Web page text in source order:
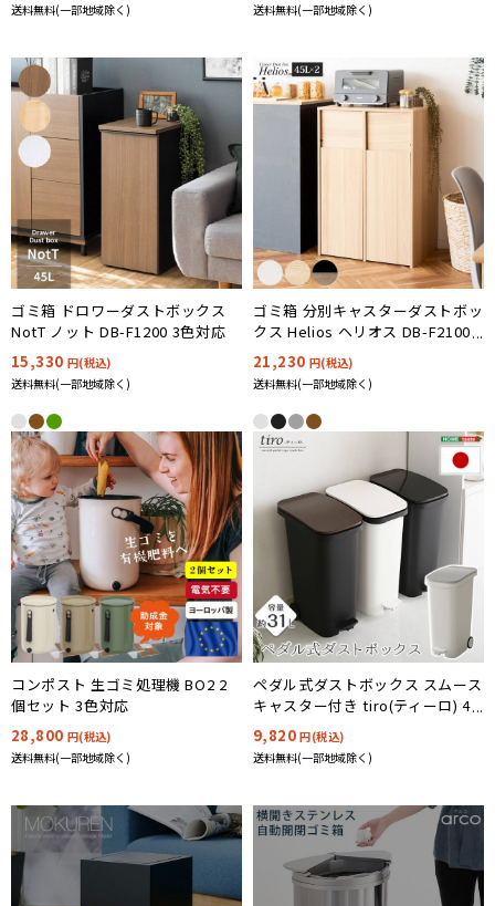
送料無料(一部地域除く)
送料無料(一部地域除く)
ゴミ箱 ドロワーダストボックス
NotT ノット DB-F1200 3色対応
15,330 円(税込)
送料無料(一部地域除く)
ゴミ箱 分別キャスターダストボッ
クス Helios ヘリオス DB-F2100 3
色対応
21,230 円(税込)
送料無料(一部地域除く)
コンポスト 生ゴミ処理機 BO2 2
個セット 3色対応
28,800 円(税込)
送料無料(一部地域除く)
ペダル式ダストボックス スムース
キャスター付き tiro(ティーロ) 4
色対応
9,820円(税込)
送料無料(一部地域除く)